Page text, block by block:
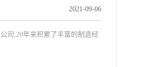
2021-09-06
司,20年来积累了丰富的制造经